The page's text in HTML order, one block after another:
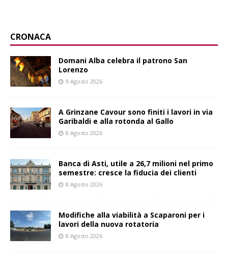
CRONACA
Domani Alba celebra il patrono San
Lorenzo
9 Agosto 2026
A Grinzane Cavour sono finiti i lavori in via
Garibaldi e alla rotonda al Gallo
8 Agosto 2026
Banca di Asti, utile a 26,7 milioni nel primo
semestre: cresce la fiducia dei clienti
8 Agosto 2026
Modifiche alla viabilità a Scaparoni per i
lavori della nuova rotatoria
8 Agosto 2026